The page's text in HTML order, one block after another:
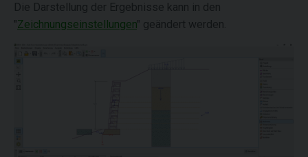
Die Darstellung der Ergebnisse kann in den
"Zeichnungseinstellungen" geändert werden.